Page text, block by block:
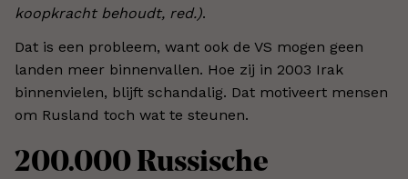
koopkracht behoudt, red.).
Dat is een probleem, want ook de VS mogen geen
landen meer binnenvallen. Hoe zij in 2003 Irak
binnenvielen, blijft schandalig. Dat motiveert mensen
om Rusland toch wat te steunen.
200.000 Russische